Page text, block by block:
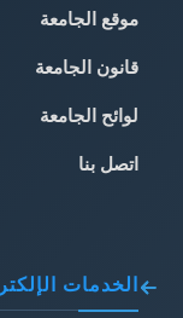
موقع الجامعة
قانون الجامعة
لوائح الجامعة
اتصل بنا
الخدمات